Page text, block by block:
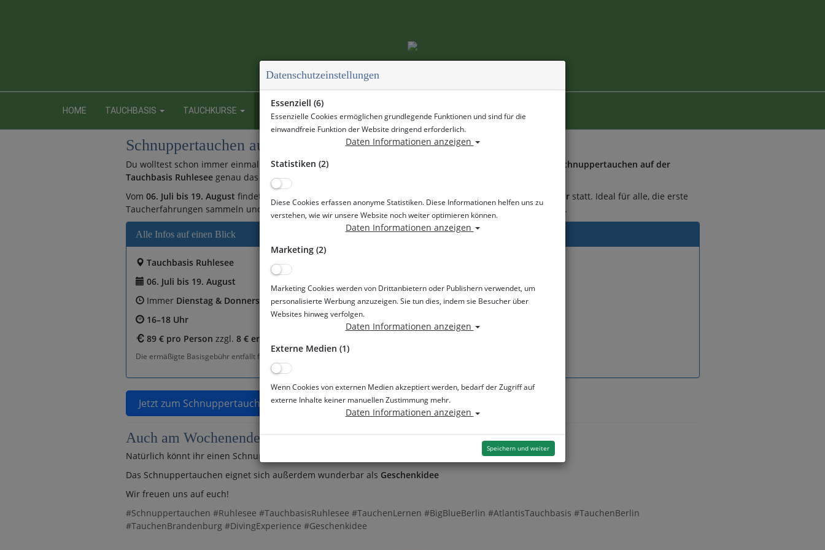
HOME TAUCHBASIS TAUCHKURSE DIVER NETWORK CLUB
Schnuppertauchen auf der Tauchbasis Ruhlesee
Du wolltest schon immer einmal abtauchen und die Faszination Tauchen selbst erleben? Dann ist unser
Schnuppertauchen auf der
Tauchbasis Ruhleseegenau das Richtige für dich!
Vom 06. Juli bis 19. August findet das Schnuppertauchen immer dienstags und donnerstags von 16–18 Uhrstatt. Ideal für alle, die erste
Taucherfahrungen sammeln und in entspannter Atmosphäre in die Unterwasserwelt eintauchen möchten.
Alle Infos auf einen Blick
Tauchbasis Ruhlesee
06. Juli bis 19. August
Immer Dienstag & Donnerstag
16–18 Uhr
89 € pro Person zzgl. 8 € ermäßigte Basisgebühr
Die ermäßigte Basisgebühr entfällt für Gäste des Zeltplatzes und der Wasserskianlage.
Jetzt zum Schnuppertauchen anmelden
Auch am Wochenende buchbar
Natürlich könnt ihr einen Schnuppertauchgang auch samstags und sonntags von 12–14 Uhrbuchen.
Das Schnuppertauchen eignet sich außerdem wunderbar als Geschenkidee
Wir freuen uns auf euch!
#Schnuppertauchen #Ruhlesee #TauchbasisRuhlesee #TauchenLernen #BigBlueBerlin #AtlantisTauchbasis #TauchenBerlin
#TauchenBrandenburg #DivingExperience #Geschenkidee
Datenschutzeinstellungen
Essenziell (6)
Essenzielle Cookies ermöglichen grundlegende Funktionen und sind für die
einwandfreie Funktion der Website dringend erforderlich.
Daten Informationen anzeigen
Statistiken (2)
Diese Cookies erfassen anonyme Statistiken. Diese Informationen helfen uns zu
verstehen, wie wir unsere Website noch weiter optimieren können.
Daten Informationen anzeigen
Marketing (2)
Marketing Cookies werden von Drittanbietern oder Publishern verwendet, um
personalisierte Werbung anzuzeigen. Sie tun dies, indem sie Besucher über
Websites hinweg verfolgen.
Daten Informationen anzeigen
Externe Medien (1)
Wenn Cookies von externen Medien akzeptiert werden, bedarf der Zugriff auf
externe Inhalte keiner manuellen Zustimmung mehr.
Daten Informationen anzeigen
Speichern und weiter